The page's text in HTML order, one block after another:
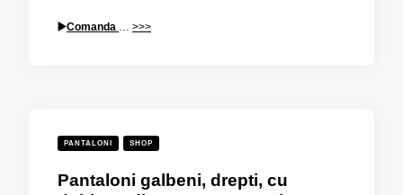
▶️Comanda … >>>
PANTALONI SHOP
Pantaloni galbeni, drepti, cu